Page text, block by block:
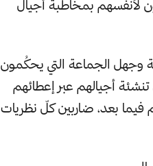
لأنفسهم بمخاطبة أجيال
وجهل الجماعة التي يحكُمون
أجيالهم عبر إعطائهم
فيما بعد، ضاربين كلّ نظريات